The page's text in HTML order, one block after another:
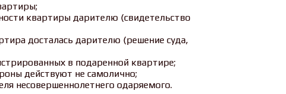
квартиры дарителю (свидетельство
досталась дарителю (решение суда,
в подаренной квартире;
действуют не самолично;
несовершеннолетнего одаряемого.